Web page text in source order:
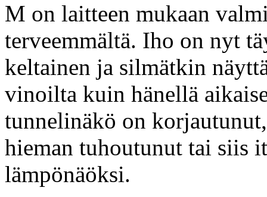
M on laitteen mukaan
terveemmältä. Iho on nyt
keltainen ja silmätkin
vinoilta kuin hänellä
tunnelinäkö on
hieman tuhoutunut tai siis
lämpönäöksi.